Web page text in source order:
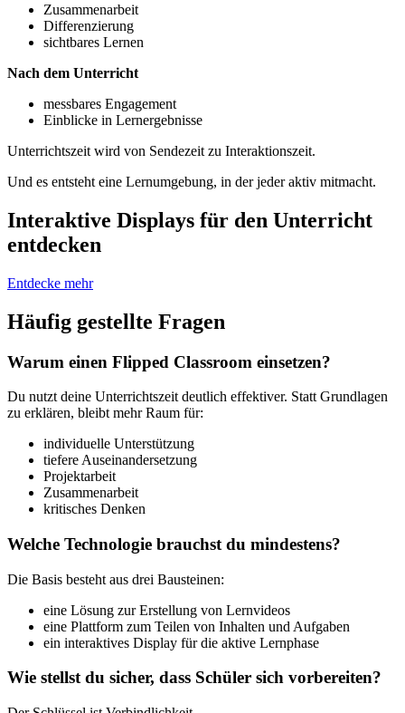
Zusammenarbeit
Differenzierung
sichtbares Lernen
Nach dem Unterricht
messbares Engagement
Einblicke in Lernergebnisse
Unterrichtszeit wird von Sendezeit zu Interaktionszeit.
Und es entsteht eine Lernumgebung, in der jeder aktiv mitmacht.
Interaktive Displays für den Unterricht
entdecken
Entdecke mehr
Häufig gestellte Fragen
Warum einen Flipped Classroom einsetzen?
Du nutzt deine Unterrichtszeit deutlich effektiver. Statt Grundlagen
zu erklären, bleibt mehr Raum für:
individuelle Unterstützung
tiefere Auseinandersetzung
Projektarbeit
Zusammenarbeit
kritisches Denken
Welche Technologie brauchst du mindestens?
Die Basis besteht aus drei Bausteinen:
eine Lösung zur Erstellung von Lernvideos
eine Plattform zum Teilen von Inhalten und Aufgaben
ein interaktives Display für die aktive Lernphase
Wie stellst du sicher, dass Schüler sich vorbereiten?